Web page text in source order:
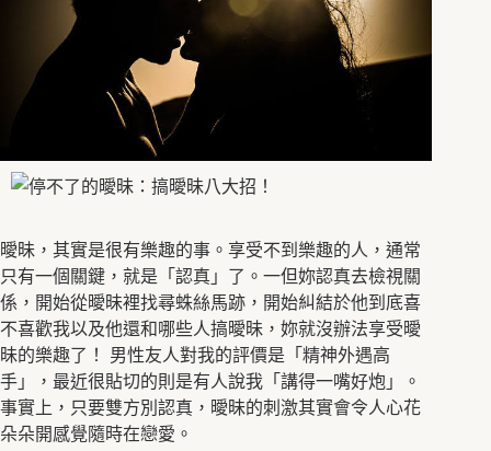
曖昧，其實是很有樂趣的事。享受不到樂趣的人，通常
只有一個關鍵，就是「認真」了。一但妳認真去檢視關
係，開始從曖昧裡找尋蛛絲馬跡，開始糾結於他到底喜
不喜歡我以及他還和哪些人搞曖昧，妳就沒辦法享受曖
昧的樂趣了！ 男性友人對我的評價是「精神外遇高
手」，最近很貼切的則是有人說我「講得一嘴好炮」。
事實上，只要雙方別認真，曖昧的刺激其實會令人心花
朵朵開感覺隨時在戀愛。